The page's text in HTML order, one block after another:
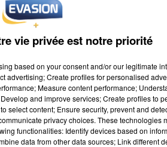
vie privée est notre priorité
based on your consent and/or our legitimate
advertising; Create profiles for personalised
Measure content performance;
and improve services; Create profiles to
select content; Ensure security, prevent and
privacy choices. These technologies
functionalities: Identify devices based on
data from other data sources; Link different